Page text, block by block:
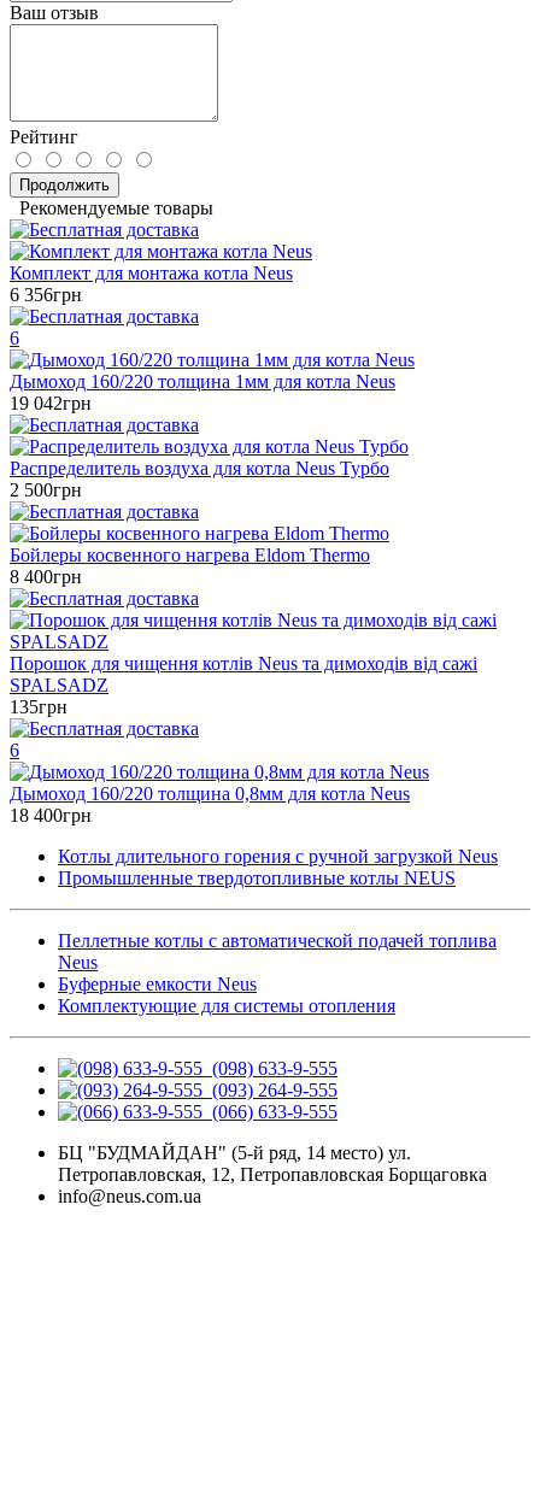
Ваш отзыв
Рейтинг
Продолжить
Рекомендуемые товары
Комплект для монтажа котла Neus
6 356грн
6
Дымоход 160/220 толщина 1мм для котла Neus
19 042грн
Распределитель воздуха для котла Neus Турбо
2 500грн
Бойлеры косвенного нагрева Eldom Thermo
8 400грн
Порошок для чищення котлів Neus та димоходів від сажі
SPALSADZ
135грн
6
Дымоход 160/220 толщина 0,8мм для котла Neus
18 400грн
Котлы длительного горения с ручной загрузкой Neus
Промышленные твердотопливные котлы NEUS
Пеллетные котлы с автоматической подачей топлива
Neus
Буферные емкости Neus
Комплектующие для системы отопления
(098) 633-9-555
(093) 264-9-555
(066) 633-9-555
БЦ "БУДМАЙДАН" (5-й ряд, 14 место) ул.
Петропавловская, 12, Петропавловская Борщаговка
info@neus.com.ua